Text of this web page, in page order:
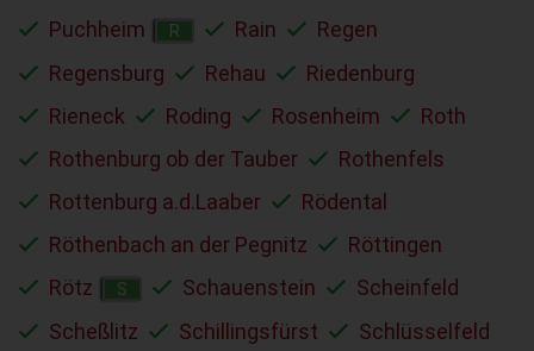
Puchheim
R Rain
Regen
Regensburg
Rehau
Riedenburg
Rieneck
Roding Rosenheim
Roth
Rothenburg ob der Tauber
Rothenfels
Rottenburg a.d.Laaber
Rödental
Röthenbach an der Pegnitz
Röttingen
Rötz
S Schauenstein
Scheinfeld
Scheßlitz
Schillingsfürst
Schlüsselfeld